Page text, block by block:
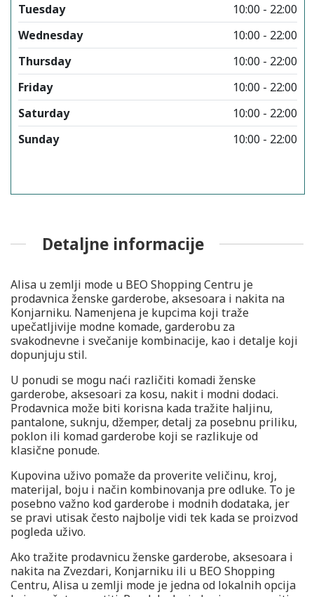
Tuesday
10:00 - 22:00
Wednesday
10:00 - 22:00
Thursday
10:00 - 22:00
Friday
10:00 - 22:00
Saturday
10:00 - 22:00
Sunday
10:00 - 22:00
Detaljne informacije
Alisa u zemlji mode u BEO Shopping Centru je
prodavnica ženske garderobe, aksesoara i nakita na
Konjarniku. Namenjena je kupcima koji traže
upečatljivije modne komade, garderobu za
svakodnevne i svečanije kombinacije, kao i detalje koji
dopunjuju stil.
U ponudi se mogu naći različiti komadi ženske
garderobe, aksesoari za kosu, nakit i modni dodaci.
Prodavnica može biti korisna kada tražite haljinu,
pantalone, suknju, džemper, detalj za posebnu priliku,
poklon ili komad garderobe koji se razlikuje od
klasične ponude.
Kupovina uživo pomaže da proverite veličinu, kroj,
materijal, boju i način kombinovanja pre odluke. To je
posebno važno kod garderobe i modnih dodataka, jer
se pravi utisak često najbolje vidi tek kada se proizvod
pogleda uživo.
Ako tražite prodavnicu ženske garderobe, aksesoara i
nakita na Zvezdari, Konjarniku ili u BEO Shopping
Centru, Alisa u zemlji mode je jedna od lokalnih opcija